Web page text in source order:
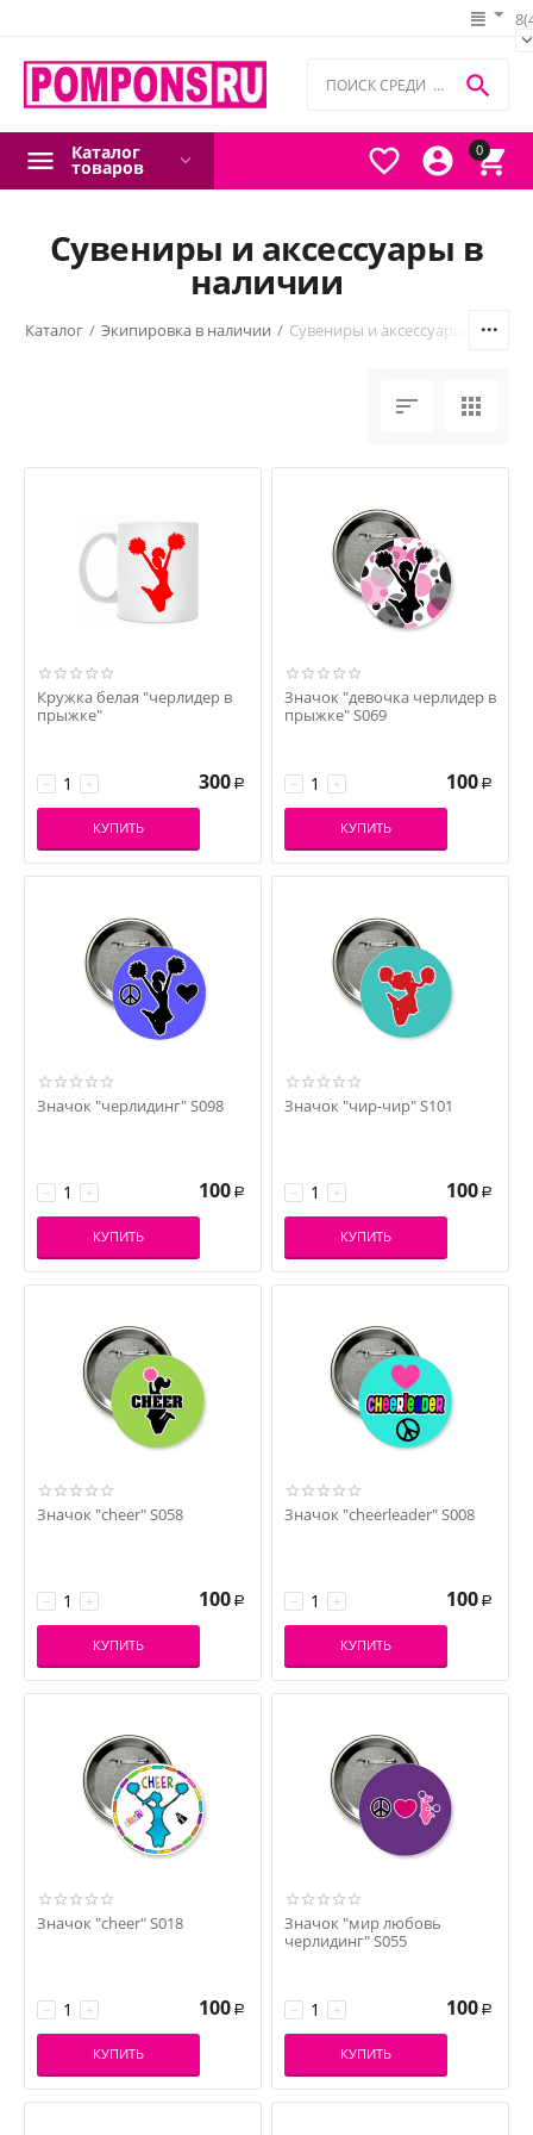
0




Каталог
товаров
Сувениры и аксессуары в
наличии
Каталог / Экипировка в наличии / Сувениры и аксессуары в
 
Кружка белая "черлидер в
прыжке"
+
− 300 Р
КУПИТЬ
Значок "девочка черлидер в
прыжке" S069
+
− 100 Р
КУПИТЬ
Значок "черлидинг" S098
+
− 100 Р
КУПИТЬ
Значок "чир-чир" S101
+
− 100 Р
КУПИТЬ
Значок "cheer" S058
+
− 100 Р
КУПИТЬ
Значок "cheerleader" S008
+
− 100 Р
КУПИТЬ
Значок "cheer" S018
+
− 100 Р
КУПИТЬ
Значок "мир любовь
черлидинг" S055
+
− 100 Р
КУПИТЬ